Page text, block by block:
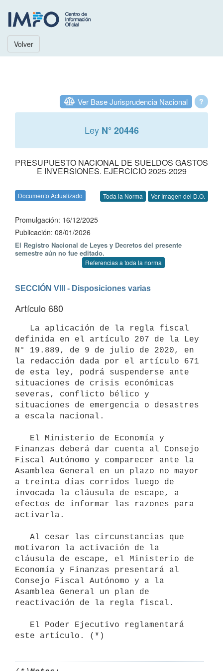
Volver
?
Ver Base Jurisprudencia Nacional
Ley N° 20446
PRESUPUESTO NACIONAL DE SUELDOS GASTOS
E INVERSIONES. EJERCICIO 2025-2029
Documento Actualizado Toda la Norma Ver Imagen del D.O.
Promulgación: 16/12/2025
Publicación: 08/01/2026
El Registro Nacional de Leyes y Decretos del presente
semestre aún no fue editado.
Referencias a toda la norma
SECCIÓN VIII - Disposiciones varias
Artículo 680
definida en el artículo 207 de la Ley
N° 19.889, de 9 de julio de 2020, en
la redacción dada por el artículo 671
de esta ley, podrá suspenderse ante
situaciones de crisis económicas
severas, conflicto bélico y
situaciones de emergencia o desastres
a escala nacional.
Finanzas deberá dar cuenta al Consejo
Fiscal Autónomo y comparecer ante la
Asamblea General en un plazo no mayor
a treinta días corridos luego de
invocada la cláusula de escape, a
efectos de informar las razones para
activarla.
motivaron la activación de la
cláusula de escape, el Ministerio de
Economía y Finanzas presentará al
Consejo Fiscal Autónomo y a la
Asamblea General un plan de
reactivación de la regla fiscal.